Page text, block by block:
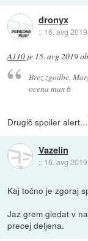
dronyx
:: 16. avg
A110 je 15. avg 2019
Brez zgodbe.
ocena max 6
Drugič spoiler alert...
Vazelin
:: 16. avg
Kaj točno je zgoraj
Jaz grem gledat v
precej deljena.